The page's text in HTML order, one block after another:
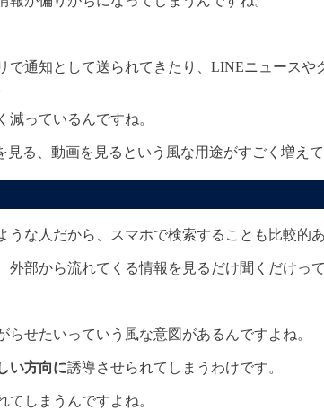
通知として送られてきたり、LINEニュース
っているんですね。
る、動画を見るという風な用途がすごく増えて
な人だから、スマホで検索することも比較的
部から流れてくる情報を見るだけ聞くだけっ
せたいっていう風な意図があるんですよね。
い方向に誘導させられてしまうわけです。
しまうんですよね。